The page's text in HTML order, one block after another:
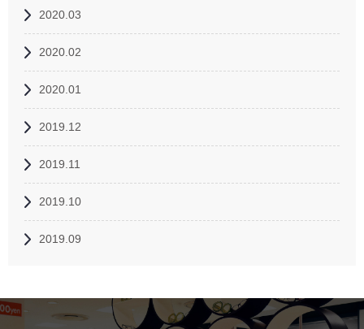
2020.03
2020.02
2020.01
2019.12
2019.11
2019.10
2019.09